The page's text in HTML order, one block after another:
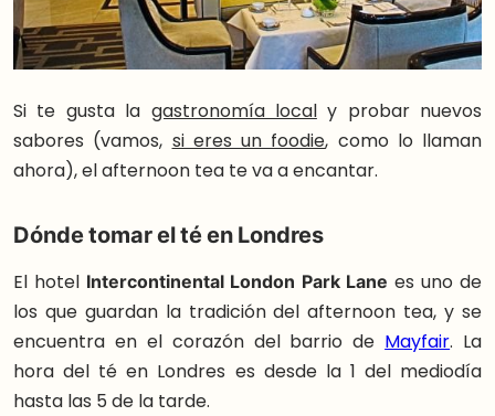
Si te gusta la gastronomía localy probar nuevos
sabores (vamos, si eres un foodie, como lo llaman
ahora), el afternoon tea te va a encantar.
Dónde tomar el té en Londres
El hotel Intercontinental London Park Lane es uno de
los que guardan la tradición del afternoon tea, y se
encuentra en el corazón del barrio de Mayfair. La
hora del té en Londres es desde la 1 del mediodía
hasta las 5 de la tarde.